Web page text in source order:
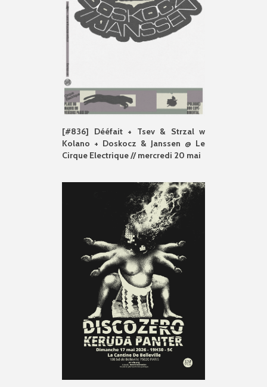
[#836] Dééfait + Tsev & Strzal w
Kolano + Doskocz & Janssen @ Le
Cirque Electrique // mercredi 20 mai